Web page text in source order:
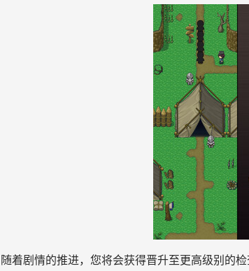
随着剧情的推进，您将会获得晋升至更高级别的